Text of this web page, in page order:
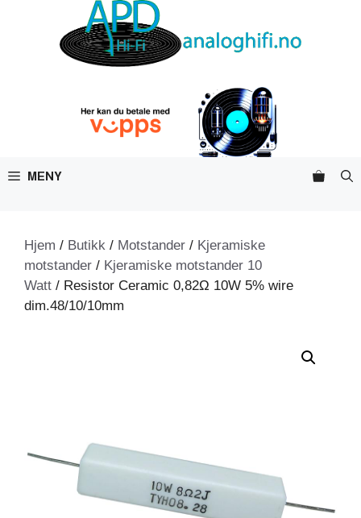
MENY
Hjem / Butikk / Motstander / Kjeramiske
motstander / Kjeramiske motstander 10
Watt / Resistor Ceramic 0,82Ω 10W 5% wire
dim.48/10/10mm